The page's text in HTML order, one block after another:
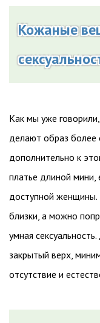
Кожаные
Как мы уже
делают образ более
дополнительно к
платье длиной мини,
доступной женщины.
близки, а можно
умная
закрытый верх,
отсутствие и